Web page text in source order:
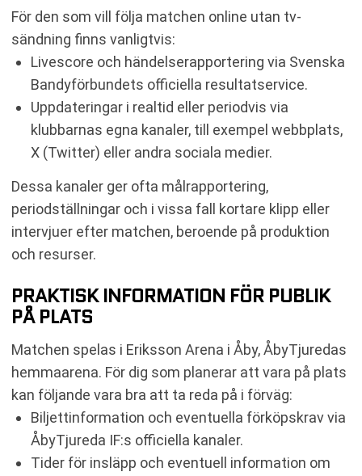
För den som vill följa matchen online utan tv-
sändning finns vanligtvis:
Livescore och händelserapportering via Svenska
Bandyförbundets officiella resultatservice.
Uppdateringar i realtid eller periodvis via
klubbarnas egna kanaler, till exempel webbplats,
X (Twitter) eller andra sociala medier.
Dessa kanaler ger ofta målrapportering,
periodställningar och i vissa fall kortare klipp eller
intervjuer efter matchen, beroende på produktion
och resurser.
PRAKTISK INFORMATION FÖR PUBLIK
PÅ PLATS
Matchen spelas i Eriksson Arena i Åby, ÅbyTjuredas
hemmaarena. För dig som planerar att vara på plats
kan följande vara bra att ta reda på i förväg:
Biljettinformation och eventuella förköpskrav via
ÅbyTjureda IF:s officiella kanaler.
Tider för insläpp och eventuell information om